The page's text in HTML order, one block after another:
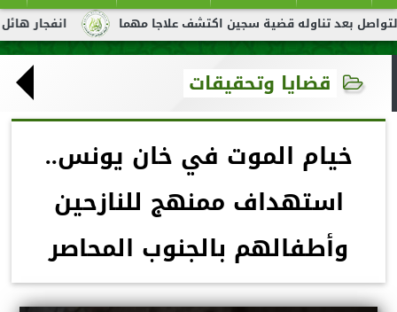
انفجار هائل لناقلة تناوله قضية سجين اكتشف علاجا مهما
قضايا وتحقيقات
خيام الموت في خان يونس..
استهداف ممنهج للنازحين
وأطفالهم بالجنوب المحاصر